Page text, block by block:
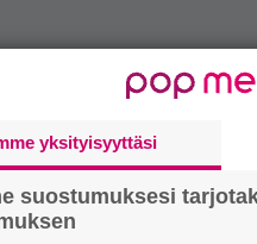
yksityisyyttäsi
suostumuksesi